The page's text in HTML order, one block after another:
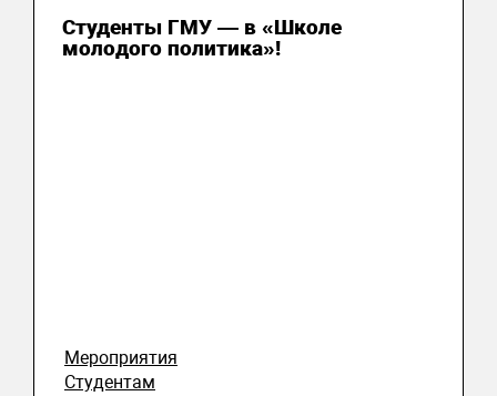
Студенты ГМУ — в «Школе
молодого политика»!
Мероприятия
Студентам